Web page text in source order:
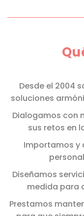
Desde el 2004
soluciones
Dialogamos con
sus retos en
Importamos y
Diseñamos
medida para
Prestamos